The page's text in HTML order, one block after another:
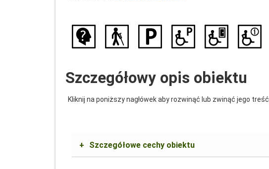
Szczegółowy opis obiektu
Kliknij na poniższy nagłówek aby rozwinąć lub zwinąć jego treść.
+ Szczegółowe cechy obiektu